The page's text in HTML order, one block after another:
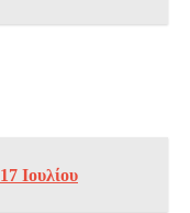
Ιουλίου